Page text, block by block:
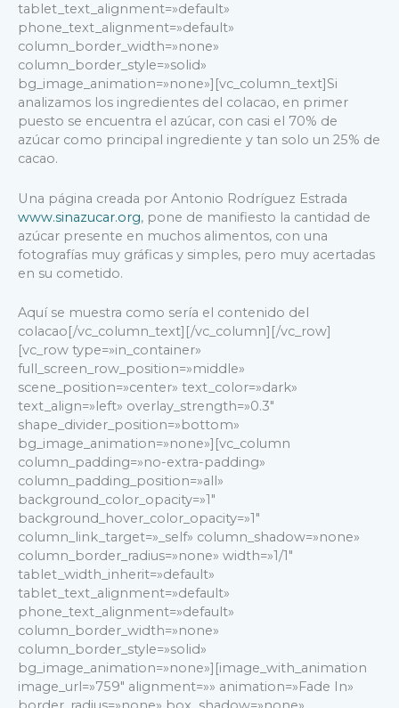
tablet_text_alignment=»default»
phone_text_alignment=»default»
column_border_width=»none»
column_border_style=»solid»
bg_image_animation=»none»][vc_column_text]Si
analizamos los ingredientes del colacao, en primer
puesto se encuentra el azúcar, con casi el 70% de
azúcar como principal ingrediente y tan solo un 25% de
cacao.
Una página creada por Antonio Rodríguez Estrada
www.sinazucar.org, pone de manifiesto la cantidad de
azúcar presente en muchos alimentos, con una
fotografías muy gráficas y simples, pero muy acertadas
en su cometido.
Aquí se muestra como sería el contenido del
colacao[/vc_column_text][/vc_column][/vc_row]
[vc_row type=»in_container»
full_screen_row_position=»middle»
scene_position=»center» text_color=»dark»
text_align=»left» overlay_strength=»0.3″
shape_divider_position=»bottom»
bg_image_animation=»none»][vc_column
column_padding=»no-extra-padding»
column_padding_position=»all»
background_color_opacity=»1″
background_hover_color_opacity=»1″
column_link_target=»_self» column_shadow=»none»
column_border_radius=»none» width=»1/1″
tablet_width_inherit=»default»
tablet_text_alignment=»default»
phone_text_alignment=»default»
column_border_width=»none»
column_border_style=»solid»
bg_image_animation=»none»][image_with_animation
image_url=»759″ alignment=»» animation=»Fade In»